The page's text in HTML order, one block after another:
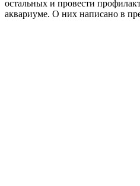
остальных и провести
аквариуме. О них написано в